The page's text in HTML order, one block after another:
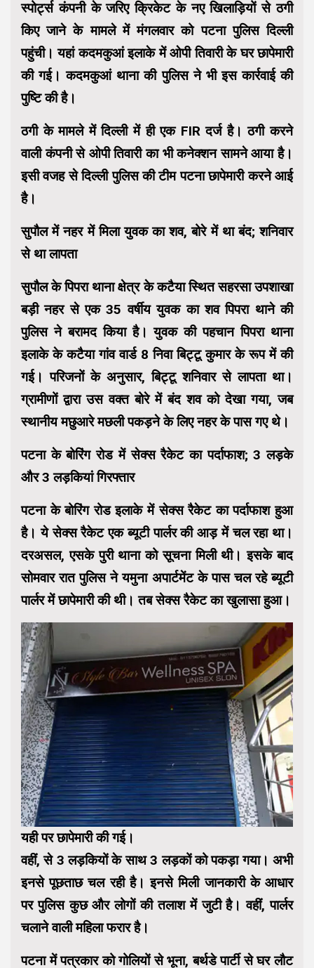
स्पोर्ट्स कंपनी के जरिए क्रिकेट के नए खिलाड़ियों से ठगी
किए जाने के मामले में मंगलवार को पटना पुलिस दिल्ली
पहुंची। यहां कदमकुआं इलाके में ओपी तिवारी के घर छापेमारी
की गई। कदमकुआं थाना की पुलिस ने भी इस कार्रवाई की
पुष्टि की है।
ठगी के मामले में दिल्ली में ही एक FIR दर्ज है। ठगी करने
वाली कंपनी से ओपी तिवारी का भी कनेक्शन सामने आया है।
इसी वजह से दिल्ली पुलिस की टीम पटना छापेमारी करने आई
है।
सुपौल में नहर में मिला युवक का शव, बोरे में था बंद; शनिवार
से था लापता
सुपौल के पिपरा थाना क्षेत्र के कटैया स्थित सहरसा उपशाखा
बड़ी नहर से एक 35 वर्षीय युवक का शव पिपरा थाने की
पुलिस ने बरामद किया है। युवक की पहचान पिपरा थाना
इलाके के कटैया गांव वार्ड 8 निवा बिट्टू कुमार के रूप में की
गई। परिजनों के अनुसार, बिट्टू शनिवार से लापता था।
ग्रामीणों द्वारा उस वक्त बोरे में बंद शव को देखा गया, जब
स्थानीय मछुआरे मछली पकड़ने के लिए नहर के पास गए थे।
पटना के बोरिंग रोड में सेक्स रैकेट का पर्दाफाश; 3 लड़के
और 3 लड़कियां गिरफ्तार
पटना के बोरिंग रोड इलाके में सेक्स रैकेट का पर्दाफाश हुआ
है। ये सेक्स रैकेट एक ब्यूटी पार्लर की आड़ में चल रहा था।
दरअसल, एसके पुरी थाना को सूचना मिली थी। इसके बाद
सोमवार रात पुलिस ने यमुना अपार्टमेंट के पास चल रहे ब्यूटी
पार्लर में छापेमारी की थी। तब सेक्स रैकेट का खुलासा हुआ।
यही पर छापेमारी की गई।
वहीं, से 3 लड़कियों के साथ 3 लड़कों को पकड़ा गया। अभी
इनसे पूछताछ चल रही है। इनसे मिली जानकारी के आधार
पर पुलिस कुछ और लोगों की तलाश में जुटी है। वहीं, पार्लर
चलाने वाली महिला फरार है।
पटना में पत्रकार को गोलियों से भूना, बर्थडे पार्टी से घर लौट